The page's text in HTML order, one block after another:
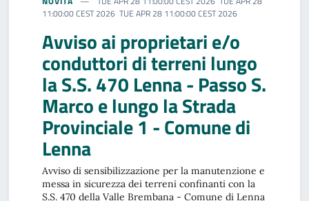
11:00:00 CEST 2026 TUE APR 28 11:00:00 CEST 2026
Avviso ai proprietari e/o
conduttori di terreni lungo
la S.S. 470 Lenna - Passo S.
Marco e lungo la Strada
Provinciale 1 - Comune di
Lenna
Avviso di sensibilizzazione per la manutenzione e
messa in sicurezza dei terreni confinanti con la
S.S. 470 della Valle Brembana - Comune di Lenna